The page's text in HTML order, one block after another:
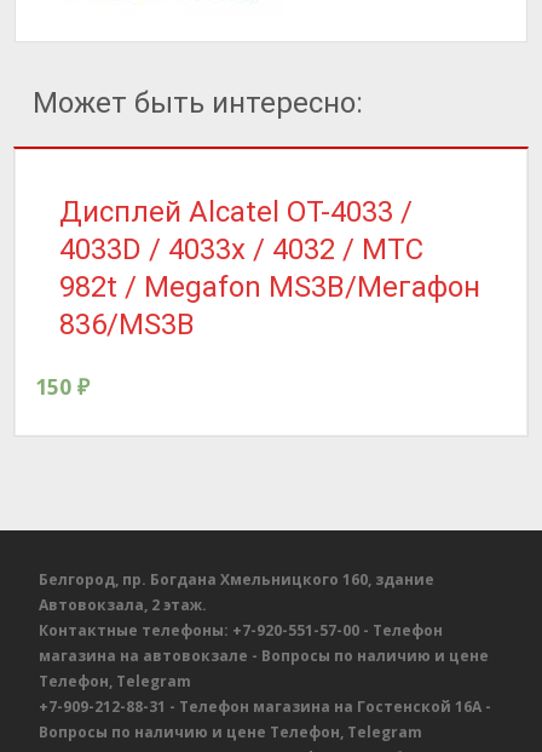
Может быть интересно:
Дисплей Alcatel OT-4033 /
4033D / 4033x / 4032 / МТС
982t / Megafon MS3B/Мегафон
836/MS3B
150 ₽
Белгород, пр. Богдана Хмельницкого 160, здание
Автовокзала, 2 этаж.
Контактные телефоны: +7-920-551-57-00 - Телефон
магазина на автовокзале - Вопросы по наличию и цене
Телефон, Telegram
+7-909-212-88-31 - Телефон магазина на Гостенской 16А -
Вопросы по наличию и цене Телефон, Telegram